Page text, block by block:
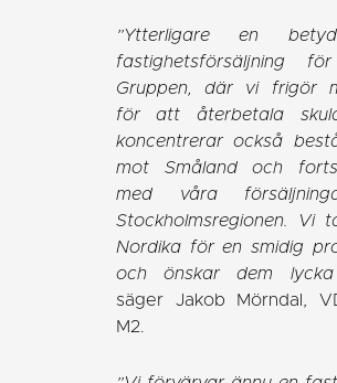
”Ytterligare en
fastighetsförsäljning
Gruppen, där vi frigör
för att återbetala
koncentrerar också
mot Småland och
med våra
Stockholmsregionen. Vi
Nordika för en smidig
och önskar dem
säger Jakob Mörndal,
M2.